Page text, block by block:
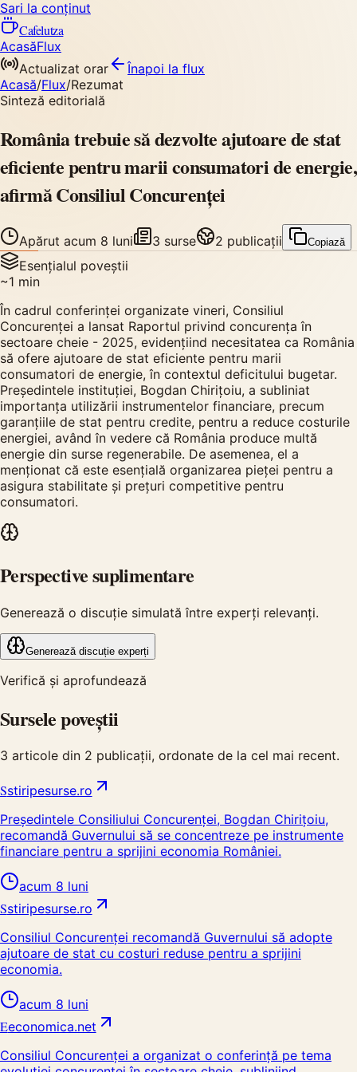
Sari la conținut
Cafelutza
AcasăFlux
Actualizat orar
Înapoi la flux
Acasă/Flux/Rezumat
Sinteză editorială
România trebuie să dezvolte ajutoare de stat
eficiente pentru marii consumatori de energie,
afirmă Consiliul Concurenței
Apărut acum 8 luni 3 surse 2 publicații Copiază
Esențialul poveștii
~1 min
În cadrul conferinței organizate vineri, Consiliul
Concurenței a lansat Raportul privind concurența în
sectoare cheie - 2025, evidențiind necesitatea ca România
să ofere ajutoare de stat eficiente pentru marii
consumatori de energie, în contextul deficitului bugetar.
Președintele instituției, Bogdan Chirițoiu, a subliniat
importanța utilizării instrumentelor financiare, precum
garanțiile de stat pentru credite, pentru a reduce costurile
energiei, având în vedere că România produce multă
energie din surse regenerabile. De asemenea, el a
menționat că este esențială organizarea pieței pentru a
asigura stabilitate și prețuri competitive pentru
consumatori.
Perspective suplimentare
Generează o discuție simulată între experți relevanți.
Generează discuție experți
Verifică și aprofundează
Sursele poveștii
3 articole din 2 publicații, ordonate de la cel mai recent.
Sstiripesurse.ro
Președintele Consiliului Concurenței, Bogdan Chirițoiu,
recomandă Guvernului să se concentreze pe instrumente
financiare pentru a sprijini economia României.
acum 8 luni
Sstiripesurse.ro
Consiliul Concurenței recomandă Guvernului să adopte
ajutoare de stat cu costuri reduse pentru a sprijini
economia.
acum 8 luni
Eeconomica.net
Consiliul Concurenței a organizat o conferință pe tema